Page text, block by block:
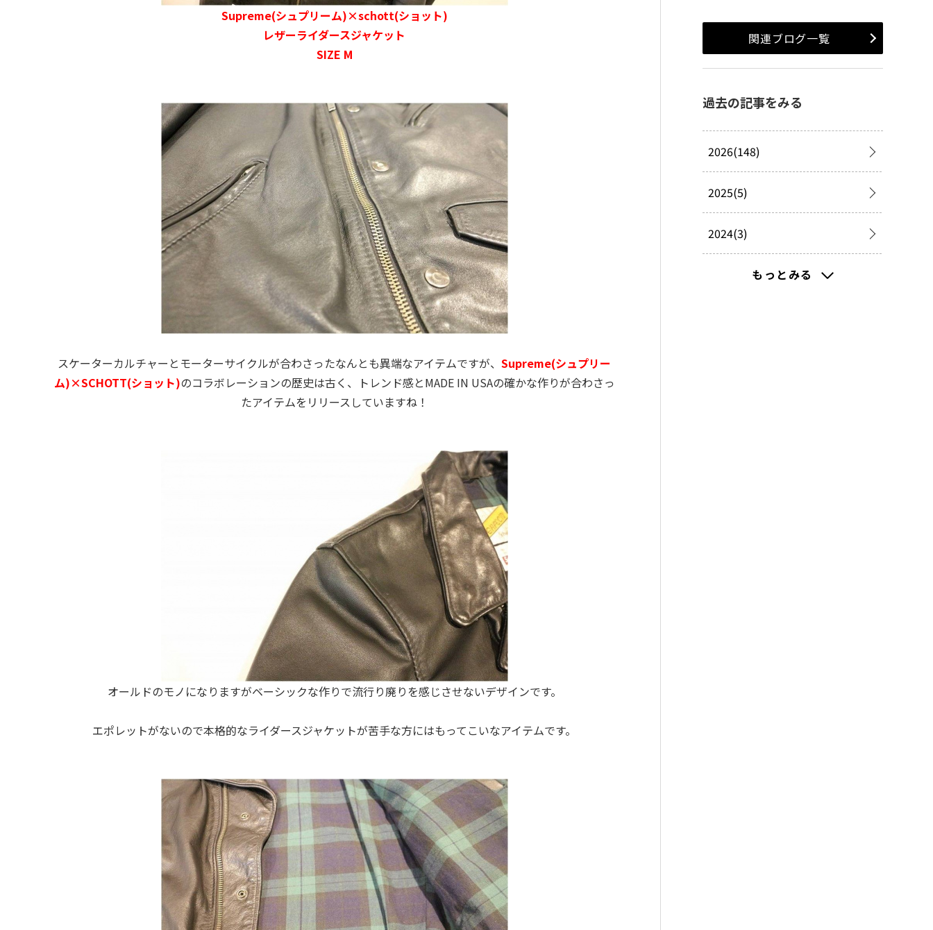
Supreme(シュプリーム)×schott(ショット)
レザーライダースジャケット
SIZE M
スケーターカルチャーとモーターサイクルが合わさったなんとも異端なアイテムですが、 Supreme(シュプリー
ム)×SCHOTT(ショット)のコラボレーションの歴史は古く、トレンド感とMADE IN USAの確かな作りが合わさっ
たアイテムをリリースしていますね！
オールドのモノになりますがベーシックな作りで流行り廃りを感じさせないデザインです。
エポレットがないので本格的なライダースジャケットが苦手な方にはもってこいなアイテムです。
関連ブログ一覧
過去の記事をみる
2026(148)
2025(5)
2024(3)
もっとみる